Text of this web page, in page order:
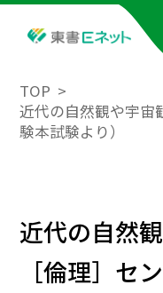
TOP
近代の自然観や宇宙
験本試験より）
近代の自然
［倫理］セ